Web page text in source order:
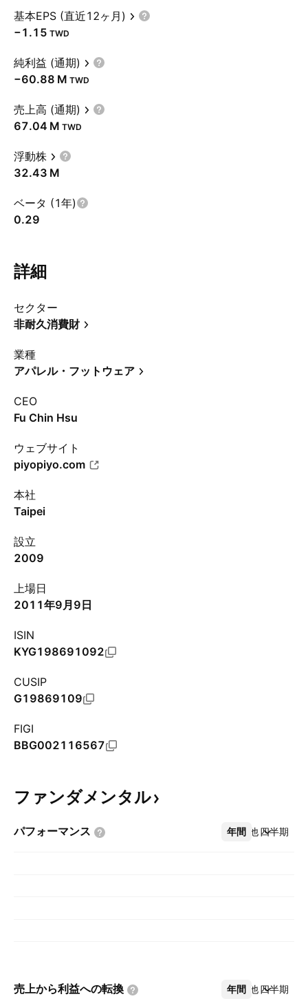
基本EPS (直近12ヶ月)
−1.15 TWD
純利益 (通期)
‪−60.88 M‬ TWD
売上高 (通期)
‪67.04 M‬ TWD
浮動株
‪32.43 M‬
ベータ (1年)
0.29
詳細
セクター
非耐久消費財
業種
アパレル・フットウェア
CEO
Fu Chin Hsu
ウェブサイト
piyopiyo.com
本社
Taipei
設立
2009
上場日
2011年9月9日
ISIN
KYG198691092
CUSIP
G19869109
FIGI
BBG002116567
ファンダメンタル
パフォーマンス 年間 四半期
その他
売上から利益への転換 年間 四半期
その他